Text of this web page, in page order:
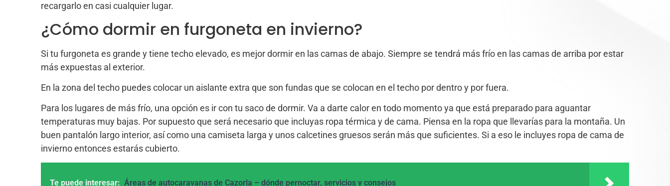
recargarlo en casi cualquier lugar.
¿Cómo dormir en furgoneta en invierno?
Si tu furgoneta es grande y tiene techo elevado, es mejor dormir en las camas de abajo. Siempre se tendrá más frío en las camas de arriba por estar
más expuestas al exterior.
En la zona del techo puedes colocar un aislante extra que son fundas que se colocan en el techo por dentro y por fuera.
Para los lugares de más frío, una opción es ir con tu saco de dormir. Va a darte calor en todo momento ya que está preparado para aguantar
temperaturas muy bajas. Por supuesto que será necesario que incluyas ropa térmica y de cama. Piensa en la ropa que llevarías para la montaña. Un
buen pantalón largo interior, así como una camiseta larga y unos calcetines gruesos serán más que suficientes. Si a eso le incluyes ropa de cama de
invierno entonces estarás cubierto.
Te puede interesar: Áreas de autocaravanas de Cazorla – dónde pernoctar, servicios y consejos